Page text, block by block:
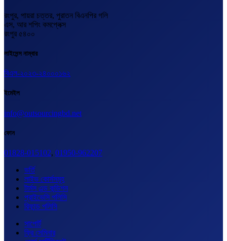
রংপুর, পায়রা চত্তর, পুরাতন বিএনপির গলি
এস, আর শপিং কমপ্লেক্স
রংপুর ৫৪০০
লাইসেন্স নাম্বার
বিএল-২০২৩-২৪০০০১৬২
ইমেইল
info@outsourcingbd.net
ফোন
01828-015102, 01950-962207
ভর্তি
লাইভ কোর্সসমূহ
টার্মস এন্ড কন্ডিশন
প্রাইভেসি পলিসি
রিফান্ড পলিসি
সাপোর্ট
ফ্রি সেমিনার